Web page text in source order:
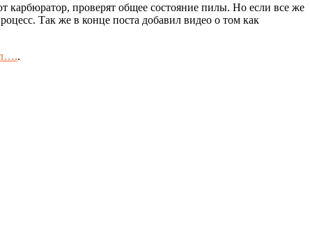
карбюратор, проверят общее состояние пилы. Но если все же
Так же в конце поста добавил видео о том как
.